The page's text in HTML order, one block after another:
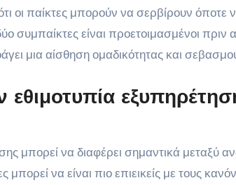
οι παίκτες μπορούν να σερβίρουν όποτε
δύο συμπαίκτες είναι προετοιμασμένοι
μια αίσθηση ομαδικότητας και
εθιμοτυπία
μπορεί να διαφέρει σημαντικά μεταξύ
μπορεί να είναι πιο επιεικείς με τους